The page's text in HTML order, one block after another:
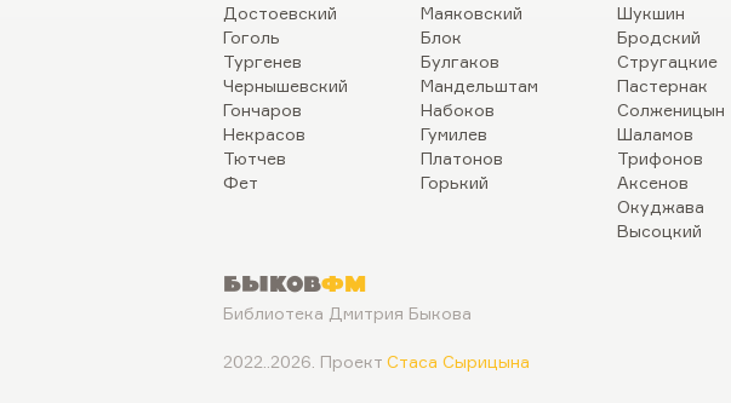
Достоевский
Гоголь
Тургенев
Чернышевский
Гончаров
Некрасов
Тютчев
Фет
Маяковский
Блок
Булгаков
Мандельштам
Набоков
Гумилев
Платонов
Горький
Шукшин
Бродский
Стругацкие
Пастернак
Солженицын
Шаламов
Трифонов
Аксенов
Окуджава
Высоцкий
БыковФМ
Библиотека Дмитрия Быкова
2022..2026. Проект Стаса Сырицына